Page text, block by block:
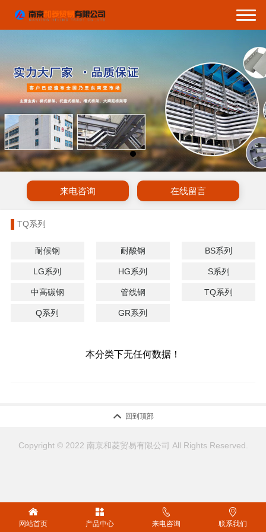
来电咨询 在线留言
TQ系列
耐候钢 耐酸钢 BS系列
LG系列 HG系列 S系列
中高碳钢 管线钢 TQ系列
Q系列 GR系列
本分类下无任何数据！
 回到顶部
Copyright © 2022 南京和菱贸易有限公司 All Rights Reserved.

网站首页

产品中心

来电咨询

联系我们